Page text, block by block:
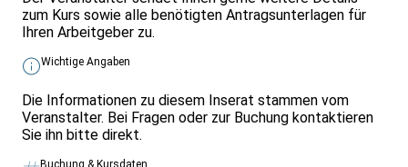
zum Kurs sowie alle benötigten Antragsunterlagen für
Ihren Arbeitgeber zu.
Wichtige Angaben
Die Informationen zu diesem Inserat stammen vom
Veranstalter. Bei Fragen oder zur Buchung kontaktieren
Sie ihn bitte direkt.